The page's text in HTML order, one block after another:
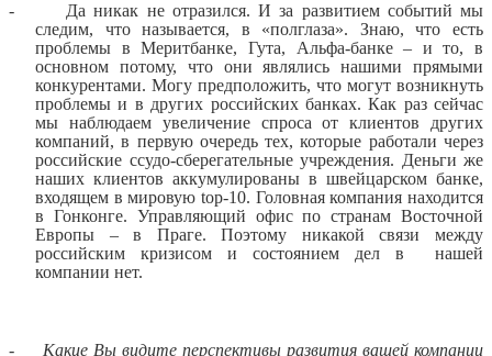
-
Да никак не отразился. И за развитием событий мы
следим, что называется, в «полглаза». Знаю, что есть
проблемы в Меритбанке, Гута, Альфа-банке – и то, в
основном потому, что они являлись нашими прямыми
конкурентами. Могу предположить, что могут возникнуть
проблемы и в других российских банках. Как раз сейчас
мы наблюдаем увеличение спроса от клиентов других
компаний, в первую очередь тех, которые работали через
российские ссудо-сберегательные учреждения. Деньги же
наших клиентов аккумулированы в швейцарском банке,
входящем в мировую top-10. Головная компания находится
в Гонконге. Управляющий офис по странам Восточной
Европы – в Праге. Поэтому никакой связи между
российским кризисом и состоянием дел в
нашей
компании нет.
-
Какие Вы видите перспективы развития вашей компании